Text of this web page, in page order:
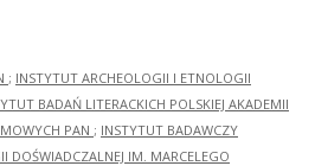
; INSTYTUT ARCHEOLOGII I ETNOLOGII
BADAŃ LITERACKICH POLSKIEJ AKADEMII
PAN ; INSTYTUT BADAWCZY
DOŚWIADCZALNEJ IM. MARCELEGO